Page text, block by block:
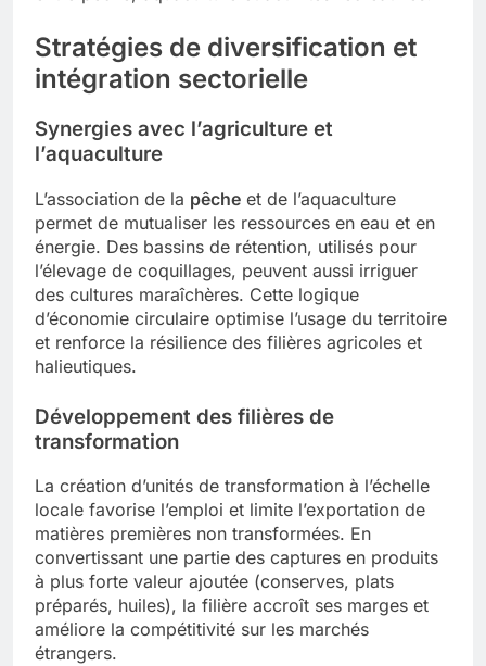
Stratégies de diversification et
intégration sectorielle
Synergies avec l’agriculture et
l’aquaculture
L’association de la pêche et de l’aquaculture
permet de mutualiser les ressources en eau et en
énergie. Des bassins de rétention, utilisés pour
l’élevage de coquillages, peuvent aussi irriguer
des cultures maraîchères. Cette logique
d’économie circulaire optimise l’usage du territoire
et renforce la résilience des filières agricoles et
halieutiques.
Développement des filières de
transformation
La création d’unités de transformation à l’échelle
locale favorise l’emploi et limite l’exportation de
matières premières non transformées. En
convertissant une partie des captures en produits
à plus forte valeur ajoutée (conserves, plats
préparés, huiles), la filière accroît ses marges et
améliore la compétitivité sur les marchés
étrangers.